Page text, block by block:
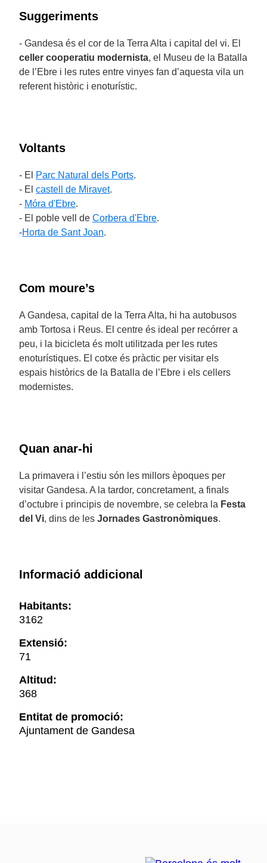
Suggeriments
- Gandesa és el cor de la Terra Alta i capital del vi. El
celler cooperatiu modernista, el Museu de la Batalla
de l’Ebre i les rutes entre vinyes fan d’aquesta vila un
referent històric i enoturístic.
Voltants
- El Parc Natural dels Ports.
- El castell de Miravet.
- Móra d'Ebre.
- El poble vell de Corbera d'Ebre.
-Horta de Sant Joan.
Com moure’s
A Gandesa, capital de la Terra Alta, hi ha autobusos
amb Tortosa i Reus. El centre és ideal per recórrer a
peu, i la bicicleta és molt utilitzada per les rutes
enoturístiques. El cotxe és pràctic per visitar els
espais històrics de la Batalla de l’Ebre i els cellers
modernistes.
Quan anar-hi
La primavera i l’estiu són les millors èpoques per
visitar Gandesa. A la tardor, concretament, a finals
d’octubre i principis de novembre, se celebra la Festa
del Vi, dins de les Jornades Gastronòmiques.
Informació addicional
Habitants:
3162
Extensió:
71
Altitud:
368
Entitat de promoció:
Ajuntament de Gandesa